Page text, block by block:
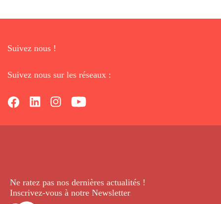
Suivez nous !
Suivez nous sur les réseaux :
Ne ratez pas nos dernières actualités !
Inscrivez-vous à notre Newsletter.